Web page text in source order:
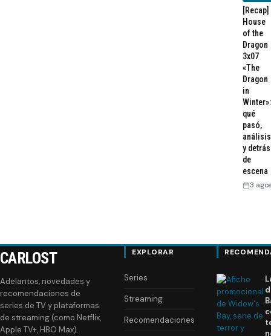
[Recap]
House
of the
Dragon
3x07
«The
Dragon
in
Winter»:
qué
pasó,
análisis
y detrás
de
escena
3
CARLOST
Adelantos, novedades y
recomendaciones de
series de TV y plataformas
de streaming (como Netflix,
Apple TV+, HBO Max).
EXPLORAR
Series
Streaming
Recomendaciones